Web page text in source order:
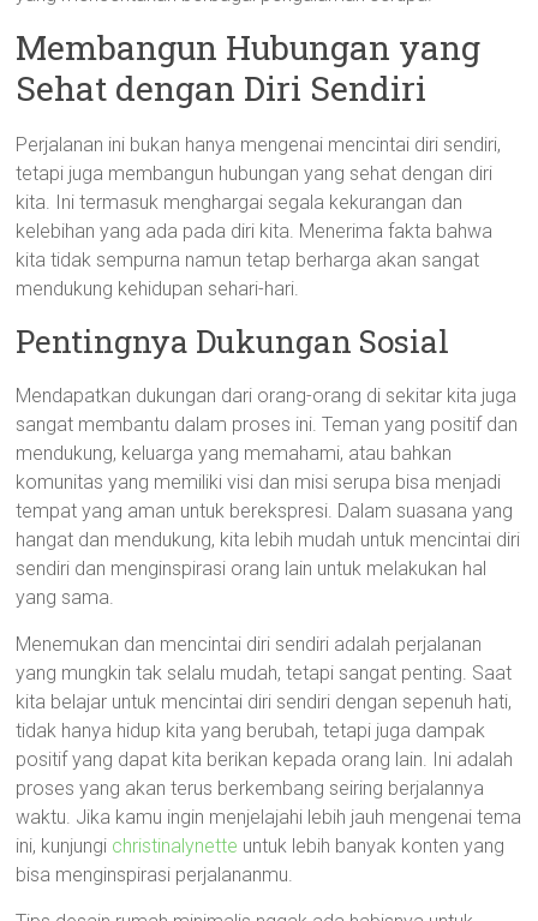
Membangun Hubungan yang
Sehat dengan Diri Sendiri
Perjalanan ini bukan hanya mengenai mencintai diri sendiri,
tetapi juga membangun hubungan yang sehat dengan diri
kita. Ini termasuk menghargai segala kekurangan dan
kelebihan yang ada pada diri kita. Menerima fakta bahwa
kita tidak sempurna namun tetap berharga akan sangat
mendukung kehidupan sehari-hari.
Pentingnya Dukungan Sosial
Mendapatkan dukungan dari orang-orang di sekitar kita juga
sangat membantu dalam proses ini. Teman yang positif dan
mendukung, keluarga yang memahami, atau bahkan
komunitas yang memiliki visi dan misi serupa bisa menjadi
tempat yang aman untuk berekspresi. Dalam suasana yang
hangat dan mendukung, kita lebih mudah untuk mencintai diri
sendiri dan menginspirasi orang lain untuk melakukan hal
yang sama.
Menemukan dan mencintai diri sendiri adalah perjalanan
yang mungkin tak selalu mudah, tetapi sangat penting. Saat
kita belajar untuk mencintai diri sendiri dengan sepenuh hati,
tidak hanya hidup kita yang berubah, tetapi juga dampak
positif yang dapat kita berikan kepada orang lain. Ini adalah
proses yang akan terus berkembang seiring berjalannya
waktu. Jika kamu ingin menjelajahi lebih jauh mengenai tema
ini, kunjungi christinalynette untuk lebih banyak konten yang
bisa menginspirasi perjalananmu.